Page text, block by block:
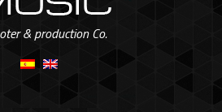
& production Co.